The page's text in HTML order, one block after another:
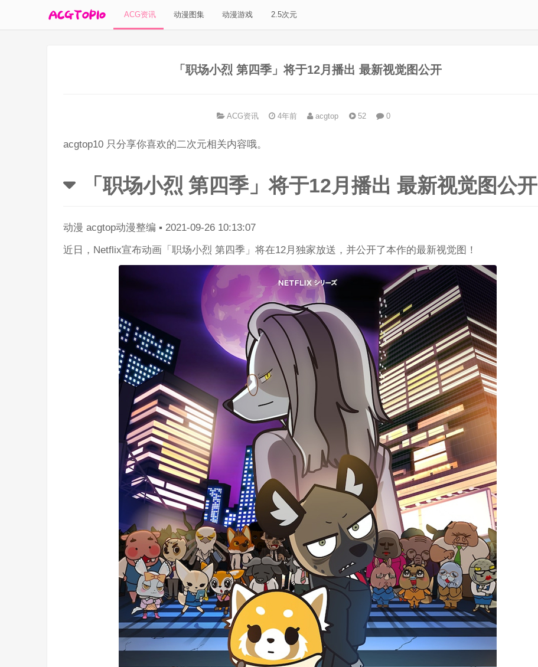
ACG资讯 动漫图集 动漫游戏 2.5次元
「职场小烈 第四季」将于12月播出 最新视觉图公开
ACG资讯 4年前 acgtop 52 0
acgtop10 只分享你喜欢的二次元相关内容哦。
「职场小烈 第四季」将于12月播出 最新视觉图公开
动漫 acgtop动漫整编 ▪ 2021-09-26 10:13:07
近日，Netflix宣布动画「职场小烈 第四季」将在12月独家放送，并公开了本作的最新视觉图！